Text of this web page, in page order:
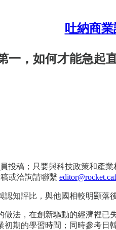
吐納商業
一，如何才能急起
投稿；只要與科技政策和產
或洽詢請聯繫
知評比，與他國相較明顯落
法，在創新驅動的經濟裡
期的學習時間；同時參考